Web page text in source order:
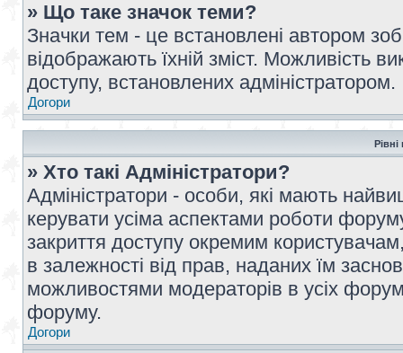
» Що таке значок теми?
Значки тем - це встановлені автором
відображають їхній зміст. Можливість
доступу, встановлених адміністратором.
Догори
Рівні
» Хто такі Адміністратори?
Адміністратори - особи, які мають
керувати усіма аспектами роботи
закриття доступу окремим
в залежності від прав, наданих їм
можливостями модераторів в усіх
форуму.
Догори